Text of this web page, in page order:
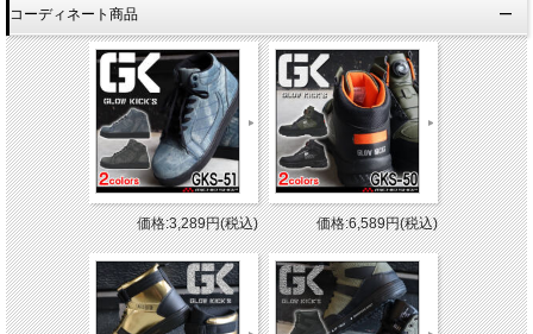
コーディネート商品
価格:3,289円(税込) 価格:6,589円(税込)